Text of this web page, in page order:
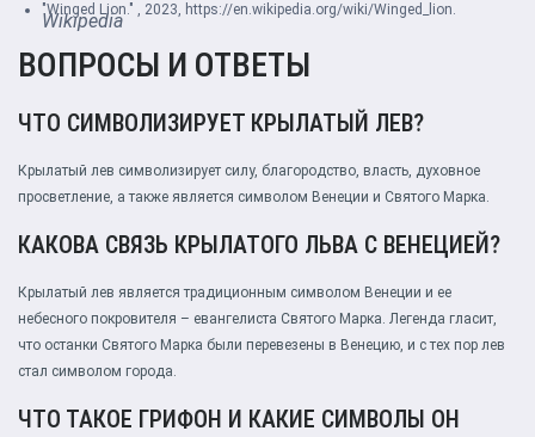
"Winged Lion."
Wikipedia , 2023, https://en.wikipedia.org/wiki/Winged_lion.
ВОПРОСЫ И ОТВЕТЫ
ЧТО СИМВОЛИЗИРУЕТ КРЫЛАТЫЙ ЛЕВ?
Крылатый лев символизирует силу, благородство, власть, духовное
просветление, а также является символом Венеции и Святого Марка.
КАКОВА СВЯЗЬ КРЫЛАТОГО ЛЬВА С ВЕНЕЦИЕЙ?
Крылатый лев является традиционным символом Венеции и ее
небесного покровителя – евангелиста Святого Марка. Легенда гласит,
что останки Святого Марка были перевезены в Венецию, и с тех пор лев
стал символом города.
ЧТО ТАКОЕ ГРИФОН И КАКИЕ СИМВОЛЫ ОН